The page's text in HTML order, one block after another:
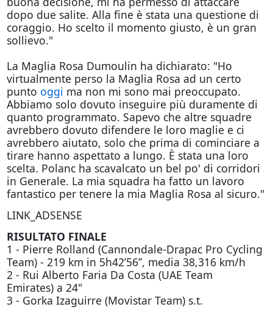
dopo due salite. Alla fine è stata una questione di
coraggio. Ho scelto il momento giusto, è un gran
sollievo."
La Maglia Rosa Dumoulin ha dichiarato: "Ho
virtualmente perso la Maglia Rosa ad un certo
punto oggi ma non mi sono mai preoccupato.
Abbiamo solo dovuto inseguire più duramente di
quanto programmato. Sapevo che altre squadre
avrebbero dovuto difendere le loro maglie e ci
avrebbero aiutato, solo che prima di cominciare a
tirare hanno aspettato a lungo. È stata una loro
scelta. Polanc ha scavalcato un bel po' di corridori
in Generale. La mia squadra ha fatto un lavoro
fantastico per tenere la mia Maglia Rosa al sicuro."
LINK_ADSENSE
RISULTATO FINALE
1 - Pierre Rolland (Cannondale-Drapac Pro Cycling
Team) - 219 km in 5h42’56”, media 38,316 km/h
2 - Rui Alberto Faria Da Costa (UAE Team
Emirates) a 24"
3 - Gorka Izaguirre (Movistar Team) s.t.